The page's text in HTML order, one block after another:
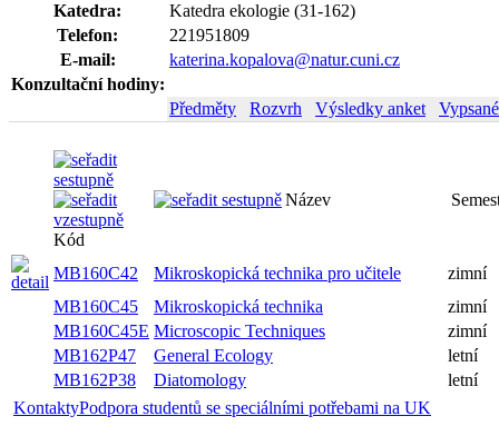
Katedra:
Katedra ekologie (31-162)
Telefon:
221951809
E-mail:
katerina.kopalova@natur.cuni.cz
Konzultační hodiny:
Předměty
Rozvrh Výsledky anket
Kód
Název
MB160C42 Mikroskopická technika pro učitele zimní
MB160C45 Mikroskopická technika zimní
MB160C45E Microscopic Techniques zimní
MB162P47 General Ecology